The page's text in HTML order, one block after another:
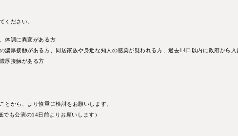
ください。
体調に異変がある⽅
厚接触がある⽅、同居家族や⾝近な知⼈の感染が疑われる⽅、過去14⽇以内に政府から
厚接触がある⽅
から、より慎重に検討をお願いします。
も公演の14⽇前よりお願いします）